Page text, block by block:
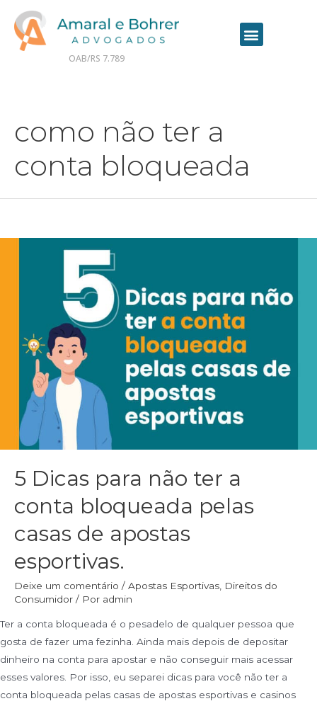
OAB/RS 7.789
como não ter a
conta bloqueada
5 Dicas para não ter a
conta bloqueada pelas
casas de apostas
esportivas.
Deixe um comentário / Apostas Esportivas Direitos do
Consumidor / Por admin
Ter a conta bloqueada é o pesadelo de qualquer pessoa que
gosta de fazer uma fezinha. Ainda mais depois de depositar
dinheiro na conta para apostar e não conseguir mais acessar
esses valores. Por isso, eu separei dicas para você não ter a
conta bloqueada pelas casas de apostas esportivas e casinos